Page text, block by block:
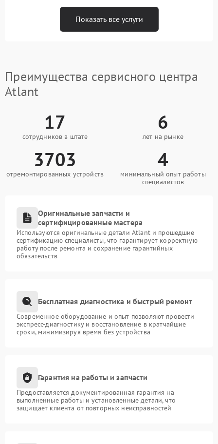
Показать все услуги
Преимущества сервисного центра
Atlant
17
сотрудников в штате
6
лет на рынке
3703
отремонтированных устройств
4
минимальный опыт работы
специалистов
Оригинальные запчасти и
сертифицированные мастера
Используются оригинальные детали Atlant и прошедшие
сертификацию специалисты, что гарантирует корректную
работу после ремонта и сохранение гарантийных
обязательств
Бесплатная диагностика и быстрый ремонт
Современное оборудование и опыт позволяют провести
экспресс-диагностику и восстановление в кратчайшие
сроки, минимизируя время без устройства
Гарантия на работы и запчасти
Предоставляется документированная гарантия на
выполненные работы и установленные детали, что
защищает клиента от повторных неисправностей